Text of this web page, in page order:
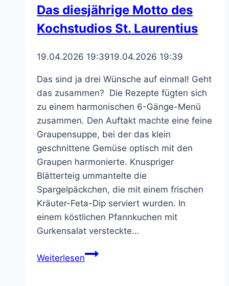
Das diesjährige Motto des
Kochstudios St. Laurentius
19.04.2026 19:3919.04.2026 19:39
Das sind ja drei Wünsche auf einmal! Geht
das zusammen? Die Rezepte fügten sich
zu einem harmonischen 6-Gänge-Menü
zusammen. Den Auftakt machte eine feine
Graupensuppe, bei der das klein
geschnittene Gemüse optisch mit den
Graupen harmonierte. Knuspriger
Blätterteig ummantelte die
Spargelpäckchen, die mit einem frischen
Kräuter-Feta-Dip serviert wurden. In
einem köstlichen Pfannkuchen mit
Gurkensalat versteckte…
WeiterlesenSchnell,